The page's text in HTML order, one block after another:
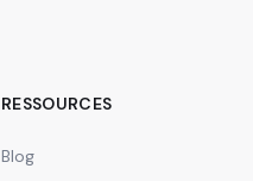
RESSOURCES
Blog